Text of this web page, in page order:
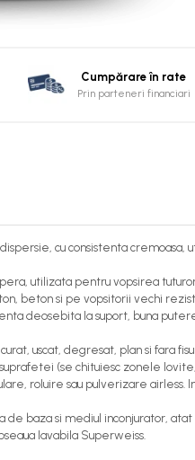
Cumpărare în rate
Prin parteneri financiari
cu consistenta
utilizata pentru vopsirea
beton si pe vopsitorii vechi
deosebita la suport, buna
uscat, degresat, plan si fara
(se chituiesc zonele
roluire sau pulverizare airless.
baza si mediul inconjurator,
lavabila Superweiss.